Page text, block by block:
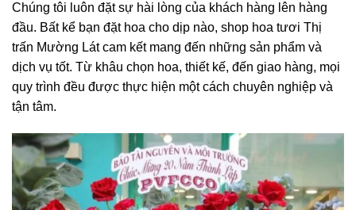
Chúng tôi luôn đặt sự hài lòng của khách hàng lên hàng
đầu. Bất kể bạn đặt hoa cho dịp nào, shop hoa tươi Thị
trấn Mường Lát cam kết mang đến những sản phẩm và
dịch vụ tốt. Từ khâu chọn hoa, thiết kế, đến giao hàng, mọi
quy trình đều được thực hiện một cách chuyên nghiệp và
tận tâm.